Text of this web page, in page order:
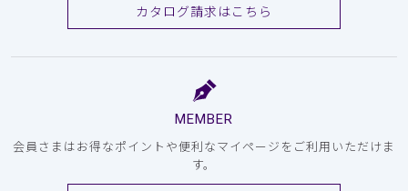
カタログ請求はこちら
MEMBER
会員さまはお得なポイントや便利なマイページをご利用いただけま
す。